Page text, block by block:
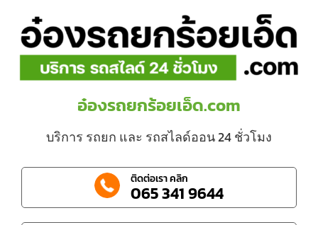
อ๋องรถยกร้อยเอ็ด.com
บริการ รถยก และ รถสไลด์ออน 24 ชั่วโมง
ติดต่อเรา คลิก
065 341 9644